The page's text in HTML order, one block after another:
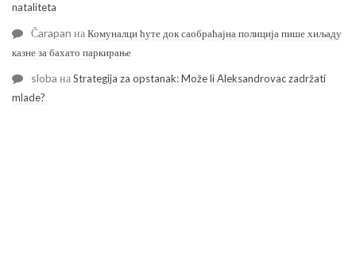
nataliteta
Čarapan наКомуналци ћуте док саобраћајна полиција пише хиљаду
казне за бахато паркирање
sloba наStrategija za opstanak: Može li Aleksandrovac zadržati
mlade?